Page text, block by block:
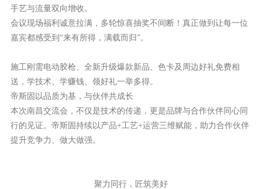
手艺与流量双向增收。
会议现场福利诚意拉满，多轮惊喜抽奖不间断！真正做到让每一位
嘉宾都感受到 “来有所得，满载而归”。
施工刚需电动胶枪、全新升级爆款新品、色卡及周边好礼免费相
送， 学技术、学赚钱、领好礼一举多得。
帝斯固以品质为基，与伙伴共成长
本次南昌交流会，不仅是技术的传递，更是品牌与合作伙伴同心同
行的见证。帝斯固持续以产品+工艺+运营三维赋能，助力合作伙伴
提升竞争力、做大做强。
聚力同行，匠筑美好